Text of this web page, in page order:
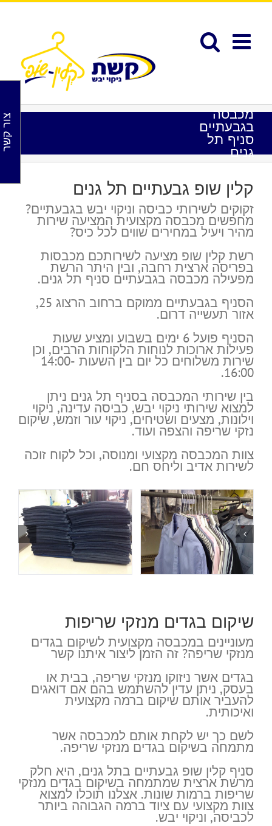
פתח סרגל נגישות
דלג
מכבסה
בגבעתיים
סניף תל
גנים
קלין שופ גבעתיים תל גנים
זקוקים לשירותי כביסה וניקוי יבש בגבעתיים?
מחפשים מכבסה מקצועית המציעה שירות
מהיר ויעיל במחירים שווים לכל כיס?
רשת קלין שופ מציעה לשירותכם מכבסות
בפריסה ארצית רחבה, ובין היתר הרשת
מפעילה מכבסה בגבעתיים סניף תל גנים.
הסניף בגבעתיים ממוקם ברחוב הרצוג 25,
אזור תעשייה דרום.
הסניף פועל 6 ימים בשבוע ומציע שעות
פעילות ארוכות לנוחות הלקוחות הרבים, וכן
שירות משלוחים כל יום בין השעות 14:00-
16:00.
בין שירותי המכבסה בסניף תל גנים ניתן
למצוא שירותי ניקוי יבש, כביסה עדינה, ניקוי
וילונות, מצעים ושטיחים, ניקוי עור וזמש, שיקום
נזקי שריפה והצפה ועוד.
צוות המכבסה מקצועי ומנוסה, וכל לקוח זוכה
לשירות אדיב וליחס חם.
שיקום בגדים מנזקי שריפות
מעוניינים במכבסה מקצועית לשיקום בגדים
מנזקי שריפה? זה הזמן ליצור איתנו קשר
בגדים אשר ניזוקו מנזקי שריפה, בבית או
בעסק, ניתן עדין להשתמש בהם אם דואגים
להעביר אותם שיקום ברמה מקצועית
ואיכותית.
לשם כך יש לקחת אותם למכבסה אשר
מתמחה בשיקום בגדים מנזקי שריפה.
סניף קלין שופ גבעתיים בתל גנים, היא חלק
מרשת ארצית שמתמחה בשיקום בגדים מנזקי
שריפות ברמות שונות. אצלנו תוכלו למצוא
צוות מקצועי עם ציוד ברמה הגבוהה ביותר
לכביסה, וניקוי יבש.
צור קשר